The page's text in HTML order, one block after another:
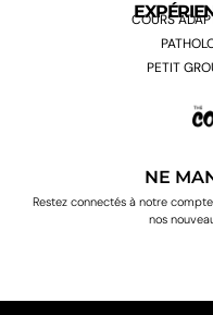
COURS
PETIT
NE
Restez connectés à notre
nos